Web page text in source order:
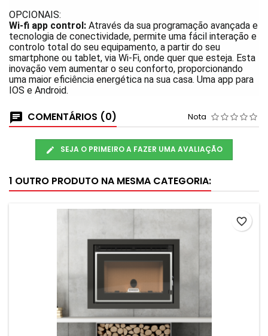
OPCIONAIS:
Wi-fi app control: Através da sua programação avançada e
tecnologia de conectividade, permite uma fácil interação e
controlo total do seu equipamento, a partir do seu
smartphone ou tablet, via Wi-Fi, onde quer que esteja. Esta
inovação vem aumentar o seu conforto, proporcionando
uma maior eficiência energética na sua casa. Uma app para
IOS e Android.
COMENTÁRIOS (0) Nota
SEJA O PRIMEIRO A FAZER UMA AVALIAÇÃO
1 OUTRO PRODUTO NA MESMA CATEGORIA:
favorite_border